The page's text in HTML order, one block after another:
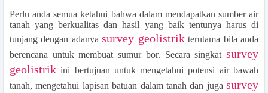
Perlu anda semua ketahui bahwa dalam mendapatkan sumber air
tanah yang berkualitas dan hasil yang baik tentunya harus di
tunjang dengan adanyasurvey geolistrikterutama bila anda
berencana untuk membuat sumur bor. Secara singkat survey
geolistrik ini bertujuan untuk mengetahui potensi air bawah
tanah, mengetahui lapisan batuan dalam tanah dan juga survey